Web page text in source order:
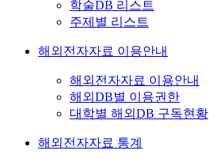
학술DB 리스트
주제별 리스트
해외전자자료 이용안내
해외전자자료 이용안내
해외DB별 이용권한
대학별 해외DB 구독현황
해외전자자료 통계